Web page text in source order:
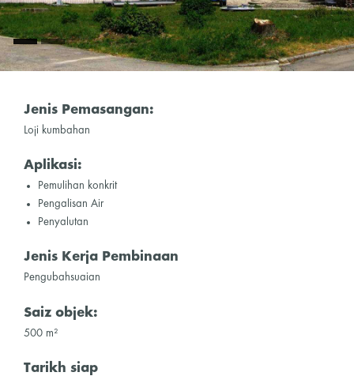
Jenis Pemasangan:
Loji kumbahan
Aplikasi:
Pemulihan konkrit
Pengalisan Air
Penyalutan
Jenis Kerja Pembinaan
Pengubahsuaian
Saiz objek:
500 m²
Tarikh siap